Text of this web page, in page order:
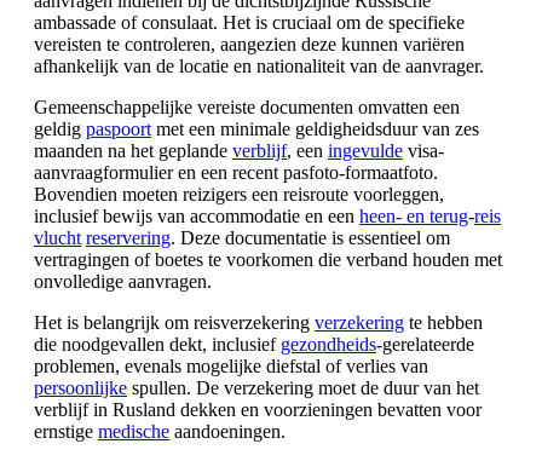
ambassade of consulaat. Het is cruciaal om de specifieke
vereisten te controleren, aangezien deze kunnen variëren
afhankelijk van de locatie en nationaliteit van de aanvrager.
Gemeenschappelijke vereiste documenten omvatten een
geldig paspoort met een minimale geldigheidsduur van zes
maanden na het geplande verblijf, een ingevulde visa-
aanvraagformulier en een recent pasfoto-formaatfoto.
Bovendien moeten reizigers een reisroute voorleggen,
inclusief bewijs van accommodatie en een heen- en terug-reis
vlucht reservering. Deze documentatie is essentieel om
vertragingen of boetes te voorkomen die verband houden met
onvolledige aanvragen.
Het is belangrijk om reisverzekering verzekering te hebben
die noodgevallen dekt, inclusief gezondheids-gerelateerde
problemen, evenals mogelijke diefstal of verlies van
persoonlijke spullen. De verzekering moet de duur van het
verblijf in Rusland dekken en voorzieningen bevatten voor
ernstige medische aandoeningen.